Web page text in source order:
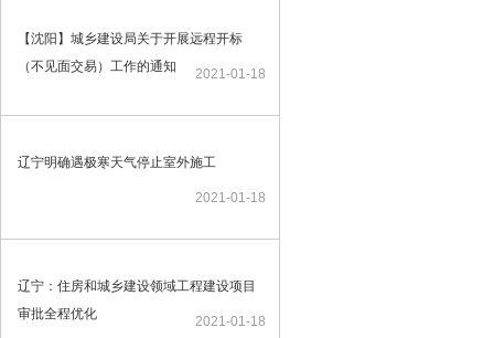
【沈阳】城乡建设局关于开展远程开标
（不见面交易）工作的通知
2021-01-18
辽宁明确遇极寒天气停止室外施工
2021-01-18
辽宁：住房和城乡建设领域工程建设项目
审批全程优化
2021-01-18